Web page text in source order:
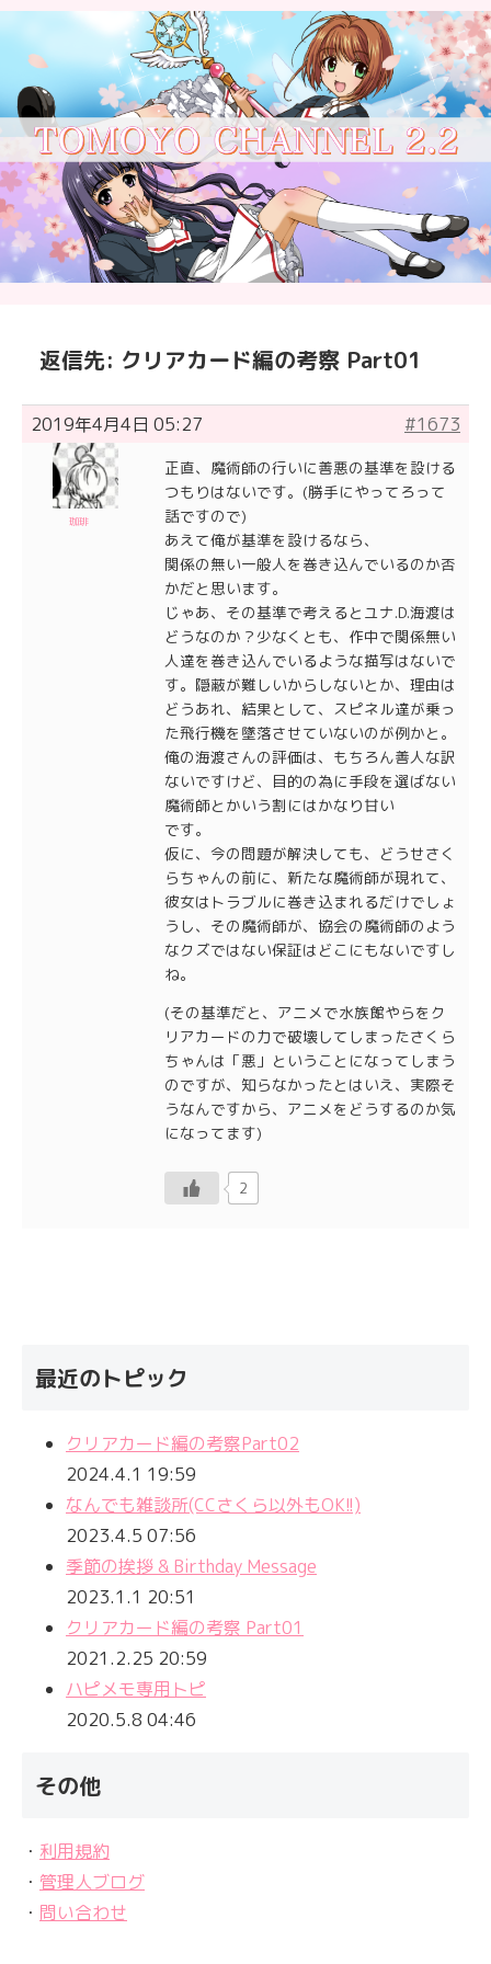
返信先: クリアカード編の考察 Part01
2019年4月4日 05:27 #1673
珈琲
正直、魔術師の行いに善悪の基準を設ける
つもりはないです。(勝手にやってろって
話ですので)
あえて俺が基準を設けるなら、
関係の無い一般人を巻き込んでいるのか否
かだと思います。
じゃあ、その基準で考えるとユナ.D.海渡は
どうなのか？少なくとも、作中で関係無い
人達を巻き込んでいるような描写はないで
す。隠蔽が難しいからしないとか、理由は
どうあれ、結果として、スピネル達が乗っ
た飛行機を墜落させていないのが例かと。
俺の海渡さんの評価は、もちろん善人な訳
ないですけど、目的の為に手段を選ばない
魔術師とかいう割にはかなり甘い
です。
仮に、今の問題が解決しても、どうせさく
らちゃんの前に、新たな魔術師が現れて、
彼女はトラブルに巻き込まれるだけでしょ
うし、その魔術師が、協会の魔術師のよう
なクズではない保証はどこにもないですし
ね。
(その基準だと、アニメで水族館やらをク
リアカードの力で破壊してしまったさくら
ちゃんは「悪」ということになってしまう
のですが、知らなかったとはいえ、実際そ
うなんですから、アニメをどうするのか気
になってます)
2
最近のトピック
クリアカード編の考察Part02
2024.4.1 19:59
なんでも雑談所(CCさくら以外もOK!!)
2023.4.5 07:56
季節の挨拶 & Birthday Message
2023.1.1 20:51
クリアカード編の考察 Part01
2021.2.25 20:59
ハピメモ専用トピ
2020.5.8 04:46
その他
・ 利用規約
・ 管理人ブログ
・ 問い合わせ